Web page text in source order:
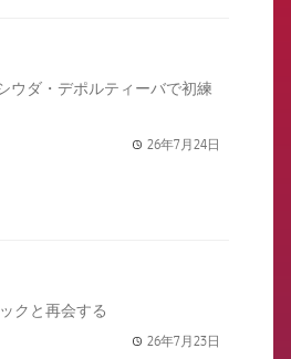
ウダ・デポルティーバで初練
26年7月24日
クと再会する
26年7月23日